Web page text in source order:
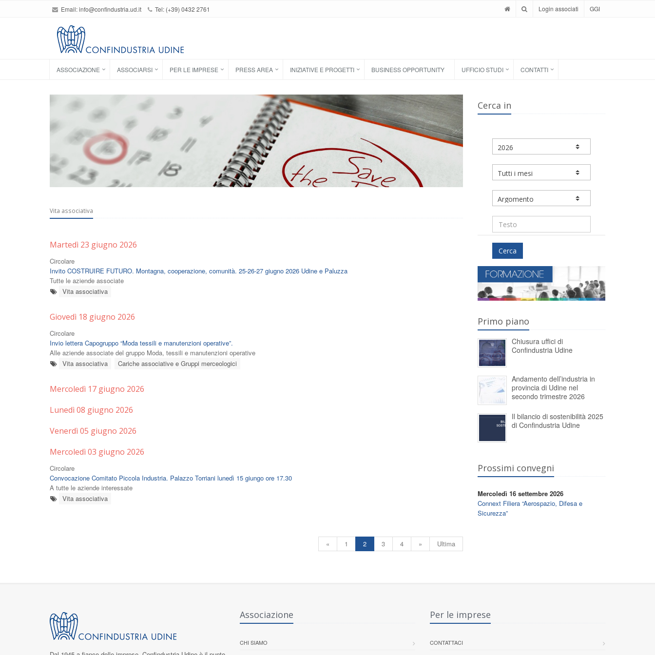
Email:info@confindustria.ud.it Tel: (+39) 0432 2761 Login associati GGI
ASSOCIAZIONE ASSOCIARSI PER LE IMPRESE PRESS AREA INIZIATIVE E PROGETTI BUSINESS OPPORTUNITY UFFICIO STUDI CONTATTI
Vita associativa
Martedì 23 giugno 2026
Circolare
Invito COSTRUIRE FUTURO. Montagna, cooperazione, comunità. 25-26-27 giugno 2026 Udine e Paluzza
Tutte le aziende associate
Vita associativa
Giovedì 18 giugno 2026
Circolare
Invio lettera Capogruppo “Moda tessili e manutenzioni operative”.
Alle aziende associate del gruppo Moda, tessili e manutenzioni operative
Vita associativa
Cariche associative e Gruppi merceologici
Mercoledì 17 giugno 2026
Lunedì 08 giugno 2026
Venerdì 05 giugno 2026
Mercoledì 03 giugno 2026
Circolare
Convocazione Comitato Piccola Industria. Palazzo Torriani lunedì 15 giungo ore 17.30
A tutte le aziende interessate
Vita associativa
« 1 2 3 4 » Ultima
Cerca in
Cerca
Primo piano
Chiusura uffici di
Confindustria Udine
Andamento dell’industria in
provincia di Udine nel
secondo trimestre 2026
Il bilancio di sostenibilità 2025
di Confindustria Udine
Prossimi convegni
Mercoledì 16 settembre 2026
Connext Filiera “Aerospazio, Difesa e
Sicurezza”
Associazione
CHI SIAMO
Per le imprese
CONTATTACI